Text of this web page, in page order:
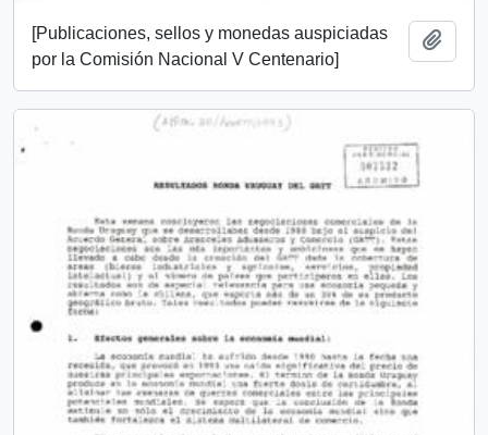
[Publicaciones, sellos y monedas auspiciadas
por la Comisión Nacional V Centenario]